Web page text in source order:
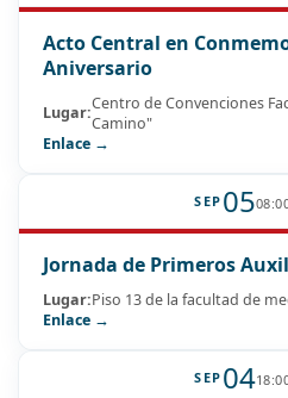
Acto Central en
Aniversario
Lugar:Centro de Convenciones
Camino"
Enlace →
SEP 05
Jornada de Primeros
Lugar:Piso 13 de la facultad de
Enlace →
SEP 04